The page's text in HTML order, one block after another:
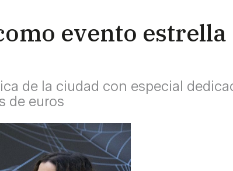
evento estrella
de la ciudad con especial
de euros